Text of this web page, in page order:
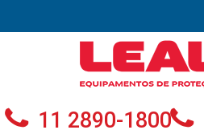
11 2890-1800